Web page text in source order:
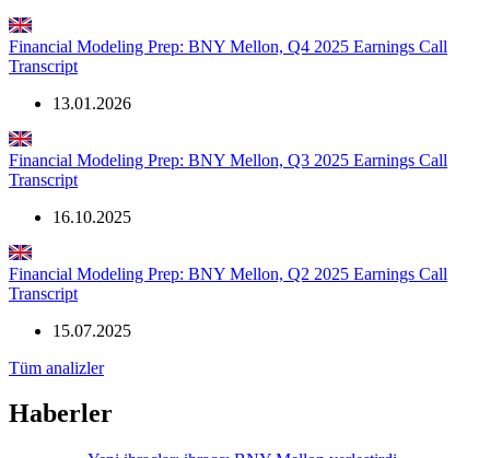
Financial Modeling Prep: BNY Mellon, Q4 2025 Earnings Call
Transcript
13.01.2026
Financial Modeling Prep: BNY Mellon, Q3 2025 Earnings Call
Transcript
16.10.2025
Financial Modeling Prep: BNY Mellon, Q2 2025 Earnings Call
Transcript
15.07.2025
Tüm analizler
Haberler